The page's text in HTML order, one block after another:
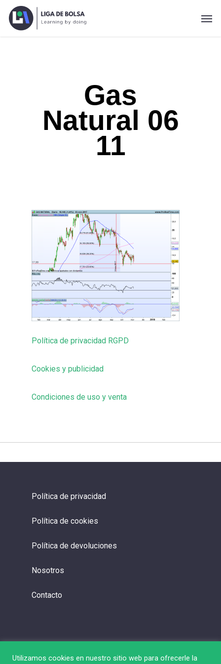
Skip
Gas
Natural 06
11
Política de privacidad RGPD
Cookies y publicidad
Condiciones de uso y venta
Política de privacidad
Política de cookies
Política de devoluciones
Nosotros
Contacto
Utilizamos cookies en nuestro sitio web para ofrecerle la